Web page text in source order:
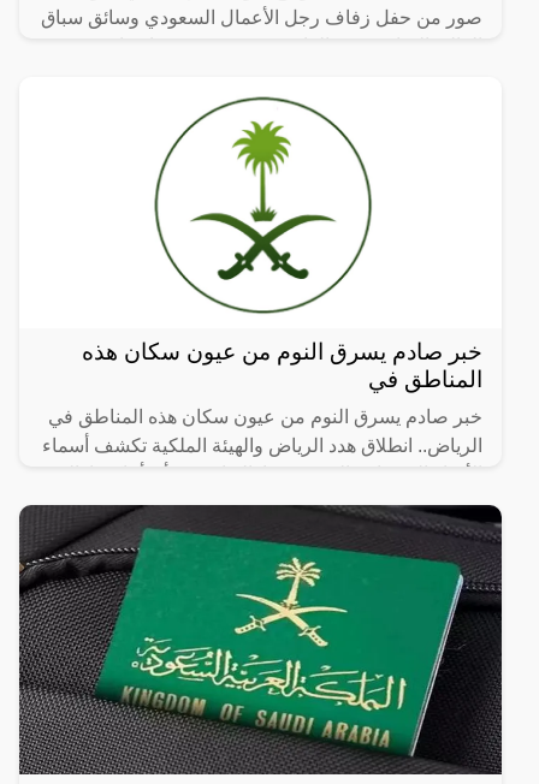
صور من حفل زفاف رجل الأعمال السعودي وسائق سباق
خبر صادم يسرق النوم من عيون سكان هذه
المناطق في
خبر صادم يسرق النوم من عيون سكان هذه المناطق في
الرياض.. انطلاق هدد الرياض والهيئة الملكية تكشف أسماء